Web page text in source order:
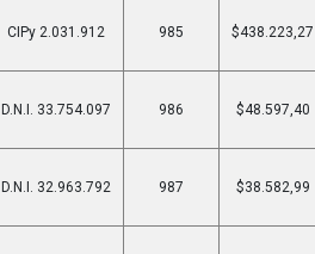
CIPy 2.031.912 985 $438.223,27
D.N.I. 33.754.097 986 $48.597,40
D.N.I. 32.963.792 987 $38.582,99